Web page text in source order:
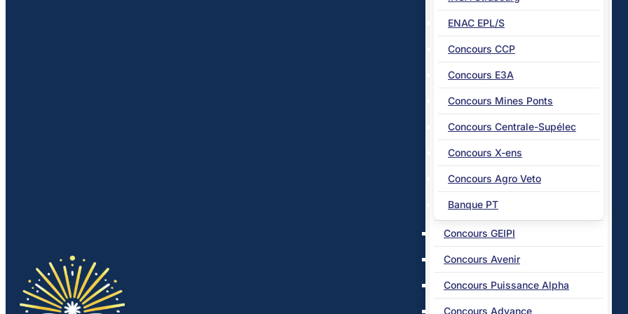
ENAC EPL/S
Concours CCP
Concours E3A
Concours Mines Ponts
Concours Centrale-Supélec
Concours X-ens
Concours Agro Veto
Banque PT
Concours GEIPI
Concours Avenir
Concours Puissance Alpha
Concours Advance